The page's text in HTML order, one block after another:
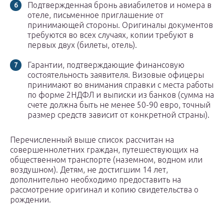
Подтвержденная бронь авиабилетов и номера в
отеле, письменное приглашение от
принимающей стороны. Оригиналы документов
требуются во всех случаях, копии требуют в
первых двух (билеты, отель).
Гарантии, подтверждающие финансовую
состоятельность заявителя. Визовые офицеры
принимают во внимания справки с места работы
по форме 2НДФЛ и выписки из банков (сумма на
счете должна быть не менее 50-90 евро, точный
размер средств зависит от конкретной страны).
Перечисленный выше список рассчитан на
совершеннолетних граждан, путешествующих на
общественном транспорте (наземном, водном или
воздушном). Детям, не достигшим 14 лет,
дополнительно необходимо предоставить на
рассмотрение оригинал и копию свидетельства о
рождении.